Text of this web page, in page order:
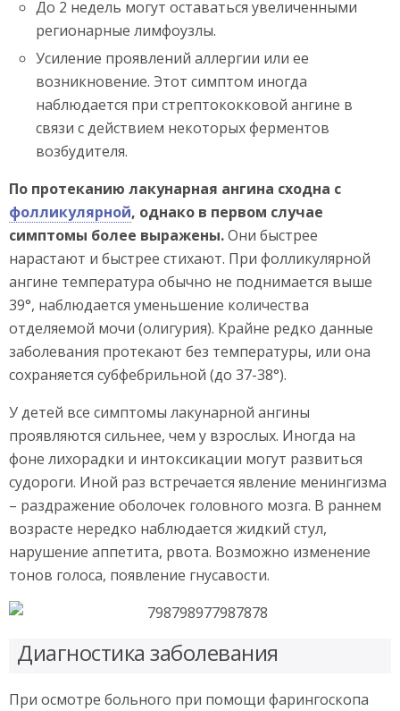
До 2 недель могут оставаться увеличенными
регионарные лимфоузлы.
Усиление проявлений аллергии или ее
возникновение. Этот симптом иногда
наблюдается при стрептококковой ангине в
связи с действием некоторых ферментов
возбудителя.
По протеканию лакунарная ангина сходна с
фолликулярной, однако в первом случае
симптомы более выражены.Они быстрее
нарастают и быстрее стихают. При фолликулярной
ангине температура обычно не поднимается выше
39°, наблюдается уменьшение количества
отделяемой мочи (олигурия). Крайне редко данные
заболевания протекают без температуры, или она
сохраняется субфебрильной (до 37-38°).
У детей все симптомы лакунарной ангины
проявляются сильнее, чем у взрослых. Иногда на
фоне лихорадки и интоксикации могут развиться
судороги. Иной раз встречается явление менингизма
– раздражение оболочек головного мозга. В раннем
возрасте нередко наблюдается жидкий стул,
нарушение аппетита, рвота. Возможно изменение
тонов голоса, появление гнусавости.
Диагностика заболевания
При осмотре больного при помощи фарингоскопа